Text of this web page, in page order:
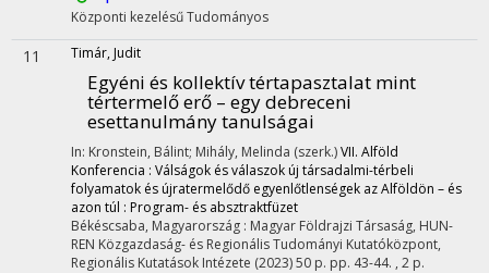
Központi kezelésűTudományos
11 Timár, Judit
Egyéni és kollektív tértapasztalat mint
tértermelő erő – egy debreceni
esettanulmány tanulságai
In: Kronstein, Bálint; Mihály, Melinda (szerk.)VII. Alföld
Konferencia : Válságok és válaszok új társadalmi-térbeli
folyamatok és újratermelődő egyenlőtlenségek az Alföldön – és
azon túl : Program- és absztraktfüzet
Békéscsaba, Magyarország : Magyar Földrajzi Társaság, HUN-
REN Közgazdaság- és Regionális Tudományi Kutatóközpont,
Regionális Kutatások Intézete (2023)50 p. pp. 43-44. , 2 p.